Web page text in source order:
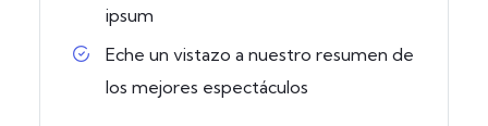
ipsum
Eche un vistazo a nuestro resumen de
los mejores espectáculos